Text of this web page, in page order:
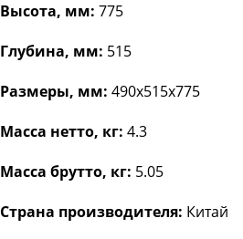
Высота, мм: 775
Глубина, мм: 515
Размеры, мм: 490x515x775
Масса нетто, кг: 4.3
Масса брутто, кг: 5.05
Страна производителя: Китай